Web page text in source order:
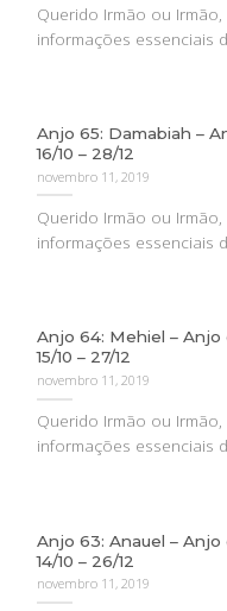
Querido Irmão ou
informações essenciais
Anjo 65: Damabiah –
16/10 – 28/12
novembro 11, 2019
Querido Irmão ou
informações essenciais
Anjo 64: Mehiel – Anjo
15/10 – 27/12
novembro 11, 2019
Querido Irmão ou
informações essenciais
Anjo 63: Anauel –
14/10 – 26/12
novembro 11, 2019